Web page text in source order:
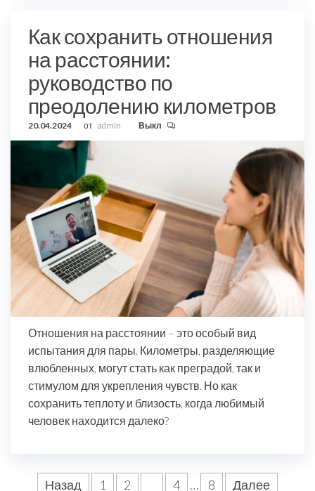
Как сохранить отношения
на расстоянии:
руководство по
преодолению километров
20.04.2024 от admin Выкл
Отношения на расстоянии – это особый вид
испытания для пары. Километры, разделяющие
влюбленных, могут стать как преградой, так и
стимулом для укрепления чувств. Но как
сохранить теплоту и близость, когда любимый
человек находится далеко?
Пагинация
Назад 1 2 4 … 8 Далее